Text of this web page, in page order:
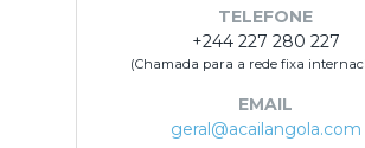
TELEFONE
+244 227 280 227
(Chamada para a rede fixa
EMAIL
geral@acailangola.com